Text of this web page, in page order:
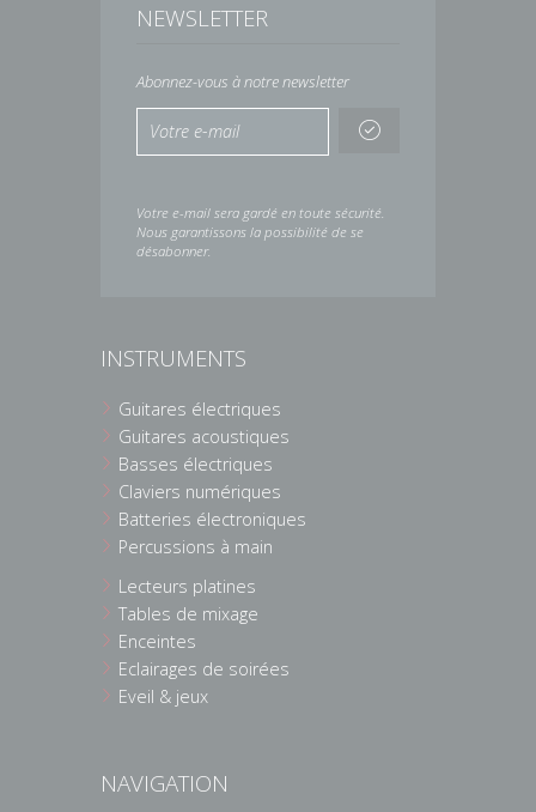
NEWSLETTER
Abonnez-vous à notre newsletter
Votre e-mail sera gardé en toute sécurité.
Nous garantissons la possibilité de se
désabonner.
INSTRUMENTS
Guitares électriques
Guitares acoustiques
Basses électriques
Claviers numériques
Batteries électroniques
Percussions à main
Lecteurs platines
Tables de mixage
Enceintes
Eclairages de soirées
Eveil & jeux
NAVIGATION